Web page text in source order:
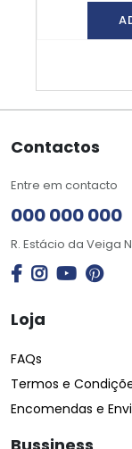
Contactos
Entre em contacto
000 000 000
R. Estácio da Veiga
Loja
FAQs
Termos e
Encomendas e